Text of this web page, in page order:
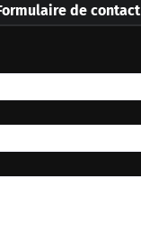
de contact